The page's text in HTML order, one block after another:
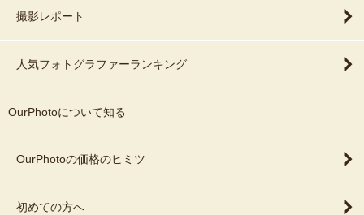
撮影レポート
人気フォトグラファーランキング
OurPhotoについて知る
OurPhotoの価格のヒミツ
初めての方へ